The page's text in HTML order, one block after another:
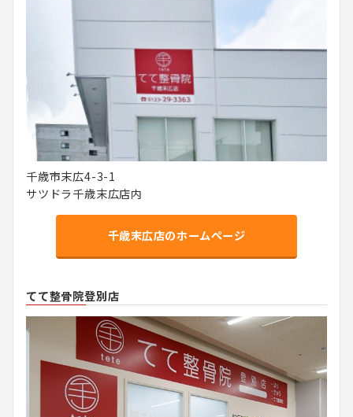
千歳市末広4-3-1
サツドラ千歳末広店内
千歳末広店のホームページ
てて整骨院登別店